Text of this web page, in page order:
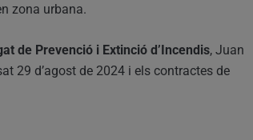
zona urbana.
de Prevenció i Extinció d’Incendis, Juan
29 d’agost de 2024 i els contractes de